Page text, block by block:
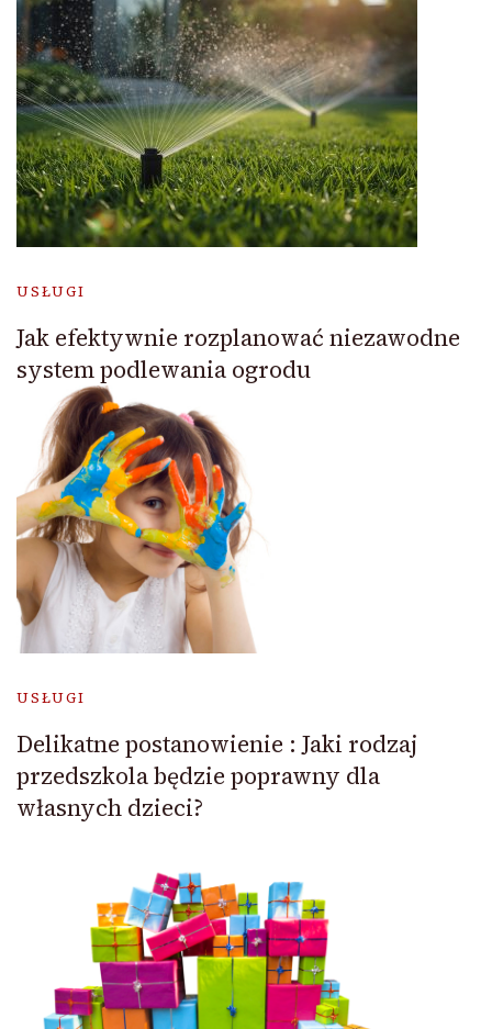
USŁUGI
Jak efektywnie rozplanować niezawodne
system podlewania ogrodu
USŁUGI
Delikatne postanowienie : Jaki rodzaj
przedszkola będzie poprawny dla
własnych dzieci?